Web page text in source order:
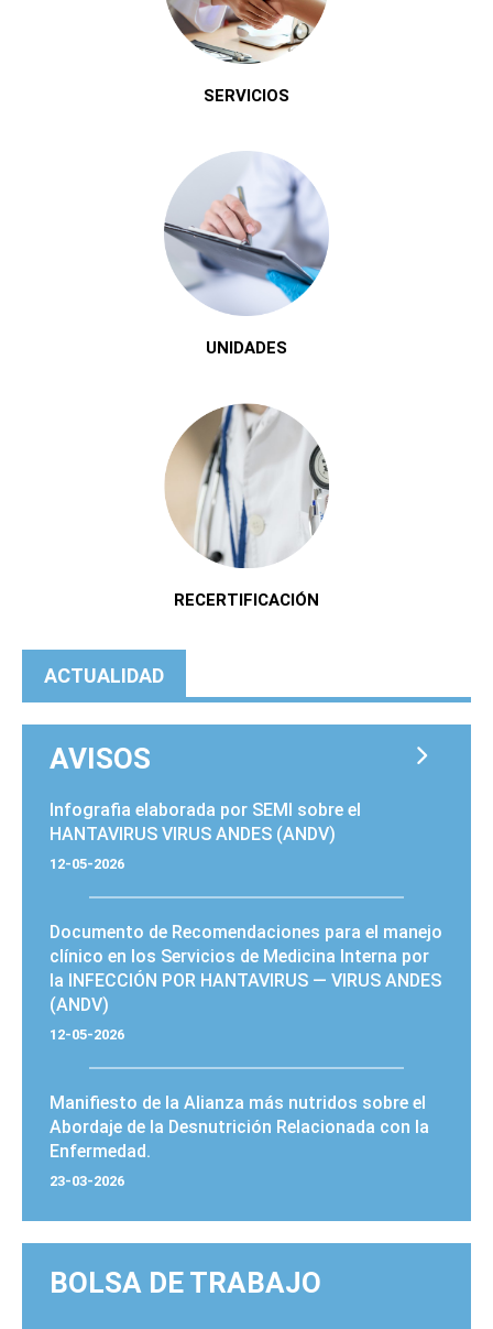
SERVICIOS
UNIDADES
RECERTIFICACIÓN
ACTUALIDAD
AVISOS
Infografia elaborada por SEMI sobre el
HANTAVIRUS VIRUS ANDES (ANDV)
12-05-2026
Documento de Recomendaciones para el manejo
clínico en los Servicios de Medicina Interna por
la INFECCIÓN POR HANTAVIRUS — VIRUS ANDES
(ANDV)
12-05-2026
Manifiesto de la Alianza más nutridos sobre el
Abordaje de la Desnutrición Relacionada con la
Enfermedad.
23-03-2026
PÁGINAS
BOLSA DE TRABAJO